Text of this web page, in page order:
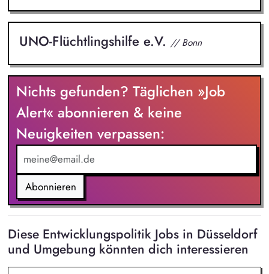
UNO-Flüchtlingshilfe e.V. // Bonn
Nichts gefunden? Täglichen »Job
Alert« abonnieren & keine
Neuigkeiten verpassen:
Abonnieren
Diese Entwicklungspolitik Jobs in Düsseldorf
und Umgebung könnten dich interessieren